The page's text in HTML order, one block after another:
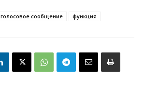
голосовое сообщение функция